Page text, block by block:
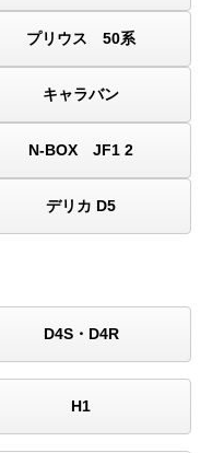
プリウス 50系
キャラバン
N-BOX JF1 2
デリカ D5
D4S・D4R
H1